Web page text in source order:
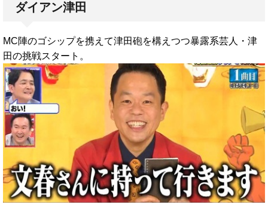
ダイアン津田
MC陣のゴシップを携えて津田砲を構えつつ暴露系芸人・津
田の挑戦スタート。